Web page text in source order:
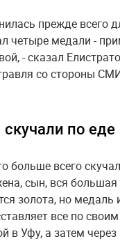
прежде всего
четыре медали -
- сказал
со стороны
по еде
больше всего
сын, вся
золота, но
все по
Уфу, а затем